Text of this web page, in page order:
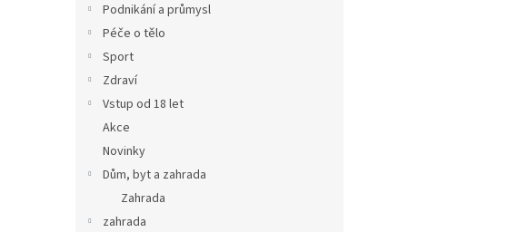
Podnikání a průmysl
Péče o tělo
Sport
Zdraví
Vstup od 18 let
Akce
Novinky
Dům, byt a zahrada
Zahrada
zahrada